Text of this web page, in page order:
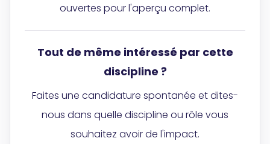
ouvertes pour l'aperçu complet.
Tout de même intéressé par cette
discipline ?
Faites une candidature spontanée et dites-
nous dans quelle discipline ou rôle vous
souhaitez avoir de l'impact.